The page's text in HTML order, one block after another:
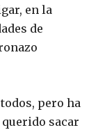
en la
de
pero ha
sacar